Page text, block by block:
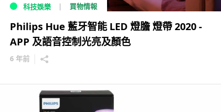
科技娛樂 買物情報
Philips Hue 藍牙智能 LED 燈膽 燈帶 2020 -
APP 及語音控制光亮及顏色
6 年前